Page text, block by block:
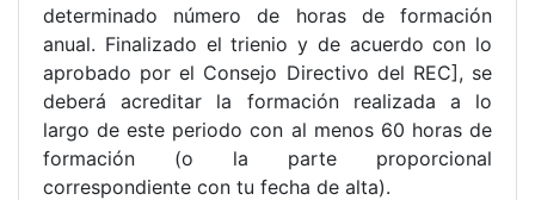
determinado número de horas de formación
anual. Finalizado el trienio y de acuerdo con lo
aprobado por el Consejo Directivo del REC], se
deberá acreditar la formación realizada a lo
largo de este periodo con al menos 60 horas de
formación (o la parte proporcional
correspondiente con tu fecha de alta).